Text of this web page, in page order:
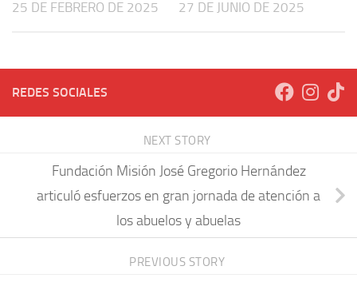
25 DE FEBRERO DE 2025 27 DE JUNIO DE 2025
REDES SOCIALES
NEXT STORY
Fundación Misión José Gregorio Hernández
articuló esfuerzos en gran jornada de atención a
los abuelos y abuelas
PREVIOUS STORY